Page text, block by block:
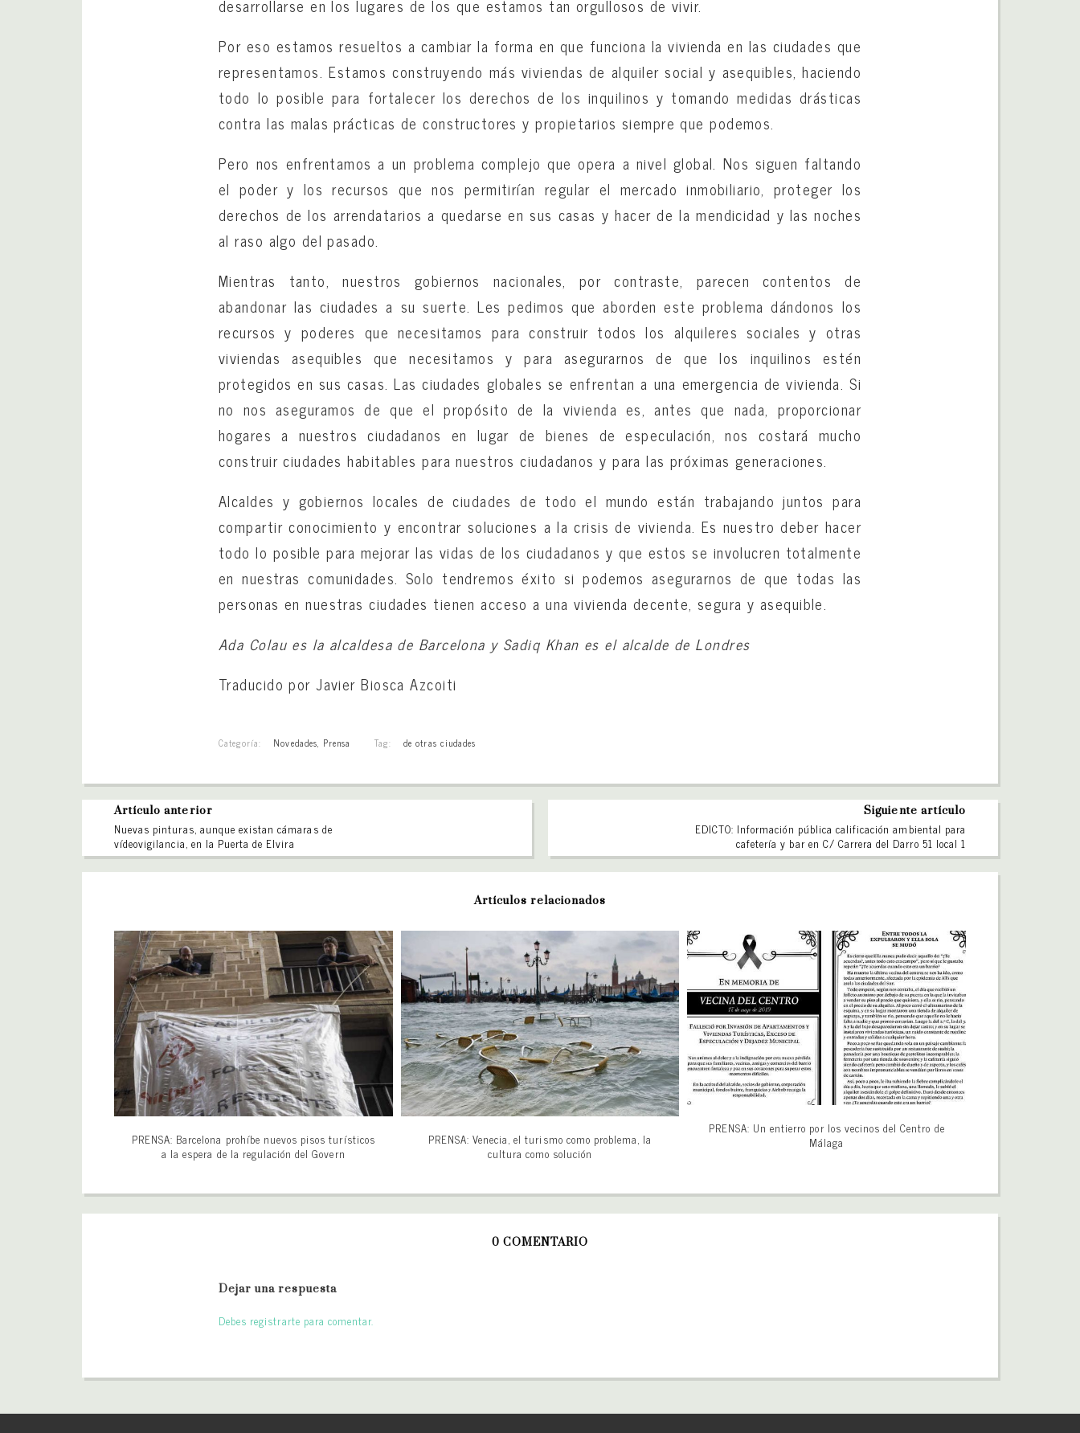
desarrollarse en los lugares de los que estamos tan orgullosos de vivir.
Por eso estamos resueltos a cambiar la forma en que funciona la vivienda en las ciudades que
representamos. Estamos construyendo más viviendas de alquiler social y asequibles, haciendo
todo lo posible para fortalecer los derechos de los inquilinos y tomando medidas drásticas
contra las malas prácticas de constructores y propietarios siempre que podemos.
Pero nos enfrentamos a un problema complejo que opera a nivel global. Nos siguen faltando
el poder y los recursos que nos permitirían regular el mercado inmobiliario, proteger los
derechos de los arrendatarios a quedarse en sus casas y hacer de la mendicidad y las noches
al raso algo del pasado.
Mientras tanto, nuestros gobiernos nacionales, por contraste, parecen contentos de
abandonar las ciudades a su suerte. Les pedimos que aborden este problema dándonos los
recursos y poderes que necesitamos para construir todos los alquileres sociales y otras
viviendas asequibles que necesitamos y para asegurarnos de que los inquilinos estén
protegidos en sus casas. Las ciudades globales se enfrentan a una emergencia de vivienda. Si
no nos aseguramos de que el propósito de la vivienda es, antes que nada, proporcionar
hogares a nuestros ciudadanos en lugar de bienes de especulación, nos costará mucho
construir ciudades habitables para nuestros ciudadanos y para las próximas generaciones.
Alcaldes y gobiernos locales de ciudades de todo el mundo están trabajando juntos para
compartir conocimiento y encontrar soluciones a la crisis de vivienda. Es nuestro deber hacer
todo lo posible para mejorar las vidas de los ciudadanos y que estos se involucren totalmente
en nuestras comunidades. Solo tendremos éxito si podemos asegurarnos de que todas las
personas en nuestras ciudades tienen acceso a una vivienda decente, segura y asequible.
Ada Colau es la alcaldesa de Barcelona y Sadiq Khan es el alcalde de Londres
Traducido por Javier Biosca Azcoiti
Categoría: Novedades, Prensa Tag: de otras ciudades
Artículo anterior
Nuevas pinturas, aunque existan cámaras de
vídeovigilancia, en la Puerta de Elvira
Siguiente artículo
EDICTO: Información pública calificación ambiental para
cafetería y bar en C/ Carrera del Darro 51 local 1
Artículos relacionados
PRENSA: Barcelona prohíbe nuevos pisos turísticos
a la espera de la regulación del Govern
PRENSA: Venecia, el turismo como problema, la
cultura como solución
PRENSA: Un entierro por los vecinos del Centro de
Málaga
0 COMENTARIO
Dejar una respuesta
Debes registrarte para comentar.